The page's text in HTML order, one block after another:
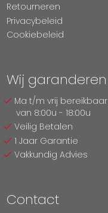
Retourneren
Privacybeleid
Cookiebeleid
Wij garanderen
Ma t/m vrij bereikbaar
van 8:00u - 18:00u
Veilig Betalen
1 Jaar Garantie
Vakkundig Advies
Contact